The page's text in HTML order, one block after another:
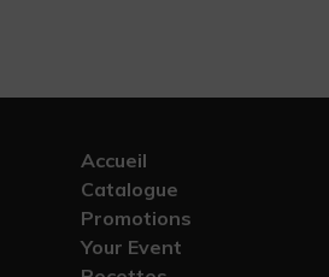
Accueil
Catalogue
Promotions
Your Event